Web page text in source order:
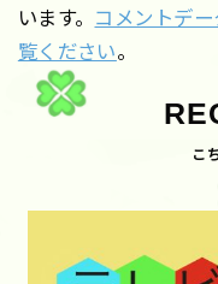
います。 コメントデ
覧ください。